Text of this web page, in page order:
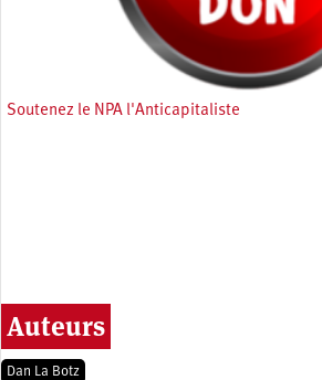
Soutenez le NPA l'Anticapitaliste
Auteurs
Dan La Botz